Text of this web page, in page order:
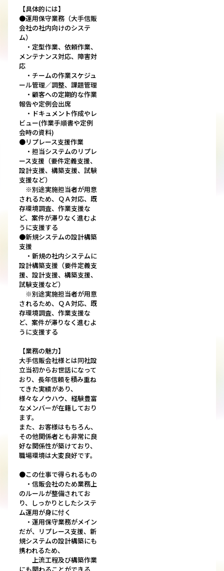
【具体的には】
●運用保守業務（大手信販
会社の社内向けのシステ
ム）
・定型作業、依頼作業、
メンテナンス対応、障害対
応
・チームの作業スケジュ
ール管理／調整、課題管理
・顧客への定期的な作業
報告や定例会出席
・ドキュメント作成やレ
ビュー(作業手順書や定例
会時の資料)
●リプレース支援作業
・担当システムのリプレ
ース支援（要件定義支援、
設計支援、構築支援、試験
支援など）
※別途実施担当者が用意
されるため、ＱＡ対応、既
存環境調査、作業支援な
ど、案件が滞りなく進むよ
うに支援する
●新規システムの設計構築
支援
・新規の社内システムに
設計構築支援（要件定義支
援、設計支援、構築支援、
試験支援など）
※別途実施担当者が用意
されるため、ＱＡ対応、既
存環境調査、作業支援な
ど、案件が滞りなく進むよ
うに支援する
【業務の魅力】
大手信販会社様とは同社設
立当初からお世話になって
おり、長年信頼を積み重ね
てきた実績があり、
様々なノウハウ、経験豊富
なメンバーが在籍しており
ます。
また、お客様はもちろん、
その他関係者とも非常に良
好な関係性が築けており、
職場環境は大変良好です。
●この仕事で得られるもの
・信販会社のため業務上
のルールが整備されてお
り、しっかりとしたシステ
ム運用が身に付く
・運用保守業務がメイン
だが、リプレース支援、新
規システムの設計構築にも
携われるため、
上流工程及び構築作業